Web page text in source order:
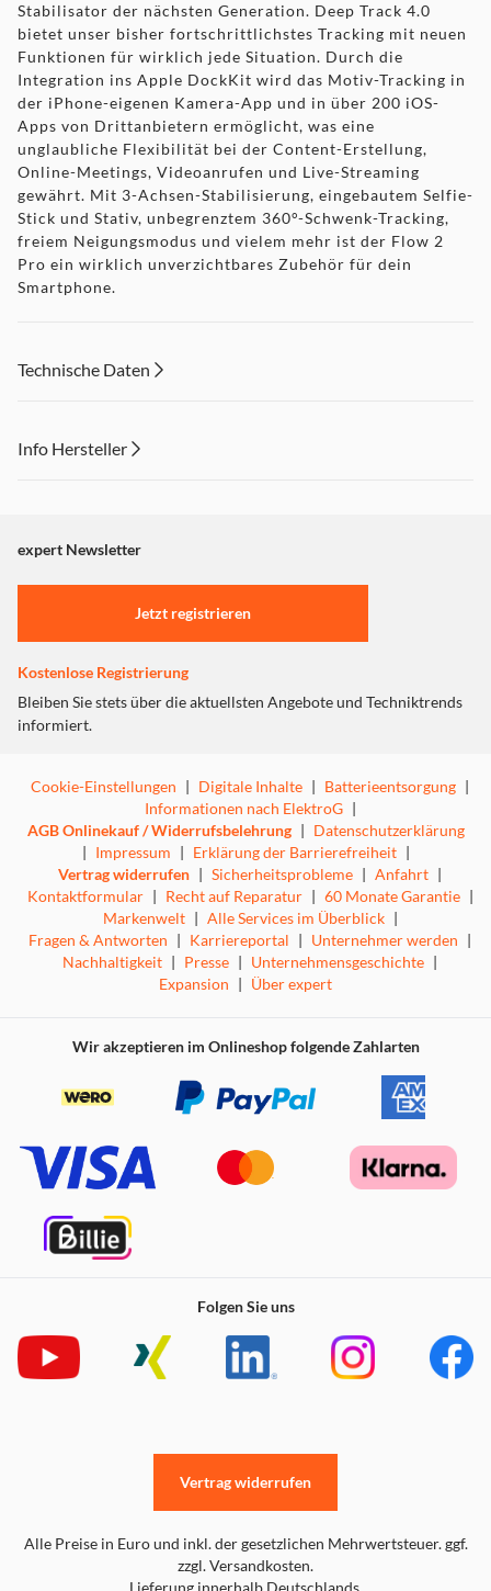
Stabilisator der nächsten Generation. Deep Track 4.0
bietet unser bisher fortschrittlichstes Tracking mit neuen
Funktionen für wirklich jede Situation. Durch die
Integration ins Apple DockKit wird das Motiv-Tracking in
der iPhone-eigenen Kamera-App und in über 200 iOS-
Apps von Drittanbietern ermöglicht, was eine
unglaubliche Flexibilität bei der Content-Erstellung,
Online-Meetings, Videoanrufen und Live-Streaming
gewährt. Mit 3-Achsen-Stabilisierung, eingebautem Selfie-
Stick und Stativ, unbegrenztem 360°-Schwenk-Tracking,
freiem Neigungsmodus und vielem mehr ist der Flow 2
Pro ein wirklich unverzichtbares Zubehör für dein
Smartphone.
welcher Situation.
Wichtige Upgrades und neue Funktionen bieten
verzögerungsfrei mit bis zu 15-fachem Zoom. Halte
Motive mittig im Bild, egal ob du eine Einzelperson oder
eine Gruppe trackst. Und probiere Pro-Bildschirmraster
aus, um deine Bildkomposition mit dem Goldenen Schnitt
zu perfektionieren.
Kopplung in Sekundenschnelle her. Ab dann liefert dir das
Tracking, das in die native Kamera-App des iPhones und
ausgerichtete Bilder. Du kannst das Gimbal mit deiner
Apple Watch sogar aus der Ferne steuern. Probiere beim
und Farbgebung aus.
Alle Aufnahmemodi außer Panorama und Zeitraffer
Unbegrenztes 360°-Schwenk-Tracking
problemlos jeder deiner Bewegungen.
Technische Daten
Info Hersteller
"Marketing".
Einstellungen anpassen
expert Newsletter
Jetzt registrieren
Kostenlose Registrierung
Bleiben Sie stets über die aktuellsten Angebote und Techniktrends
informiert.
Cookie-Einstellungen | Digitale Inhalte | Batterieentsorgung |
Informationen nach ElektroG |
AGB Onlinekauf / Widerrufsbelehrung | Datenschutzerklärung
| Impressum | Erklärung der Barrierefreiheit |
Vertrag widerrufen | Sicherheitsprobleme | Anfahrt |
Kontaktformular | Recht auf Reparatur | 60 Monate Garantie |
Markenwelt | Alle Services im Überblick |
Fragen & Antworten | Karriereportal | Unternehmer werden |
Nachhaltigkeit | Presse | Unternehmensgeschichte |
Expansion | Über expert
Wir akzeptieren im Onlineshop folgende Zahlarten
Folgen Sie uns
Alle Preise in Euro und inkl. der gesetzlichen Mehrwertsteuer. ggf.
zzgl. Versandkosten.
Lieferung innerhalb Deutschlands.
Vertrag widerrufen